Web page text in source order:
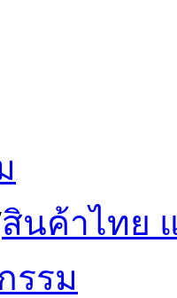
สินค้าไทย
รรม